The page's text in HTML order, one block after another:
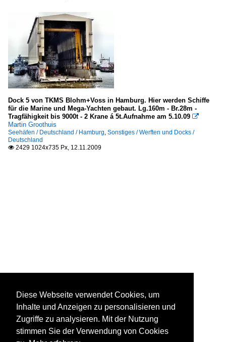
Dock 5 von TKMS Blohm+Voss in Hamburg. Hier werden Schiffe
für die Marine und Mega-Yachten gebaut. Lg.160m - Br.28m -
Tragfähigkeit bis 9000t - 2 Krane á 5t.Aufnahme am 5.10.09 
Martin Groothuis
Seehäfen / Deutschland / Hamburg Sonstiges / Werften und Docks /
Deutschland
 2429 1024x735 Px, 12.11.2009
Diese Webseite verwendet Cookies, um
Inhalte und Anzeigen zu personalisieren und
Zugriffe zu analysieren. Mit der Nutzung
stimmen Sie der Verwendung von Cookies